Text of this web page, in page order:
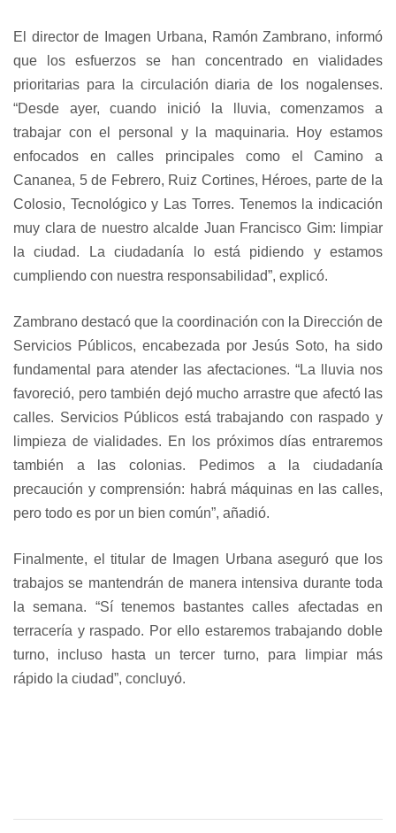
El director de Imagen Urbana, Ramón Zambrano, informó
que los esfuerzos se han concentrado en vialidades
prioritarias para la circulación diaria de los nogalenses.
“Desde ayer, cuando inició la lluvia, comenzamos a
trabajar con el personal y la maquinaria. Hoy estamos
enfocados en calles principales como el Camino a
Cananea, 5 de Febrero, Ruiz Cortines, Héroes, parte de la
Colosio, Tecnológico y Las Torres. Tenemos la indicación
muy clara de nuestro alcalde Juan Francisco Gim: limpiar
la ciudad. La ciudadanía lo está pidiendo y estamos
cumpliendo con nuestra responsabilidad”, explicó.
Zambrano destacó que la coordinación con la Dirección de
Servicios Públicos, encabezada por Jesús Soto, ha sido
fundamental para atender las afectaciones. “La lluvia nos
favoreció, pero también dejó mucho arrastre que afectó las
calles. Servicios Públicos está trabajando con raspado y
limpieza de vialidades. En los próximos días entraremos
también a las colonias. Pedimos a la ciudadanía
precaución y comprensión: habrá máquinas en las calles,
pero todo es por un bien común”, añadió.
Finalmente, el titular de Imagen Urbana aseguró que los
trabajos se mantendrán de manera intensiva durante toda
la semana. “Sí tenemos bastantes calles afectadas en
terracería y raspado. Por ello estaremos trabajando doble
turno, incluso hasta un tercer turno, para limpiar más
rápido la ciudad”, concluyó.